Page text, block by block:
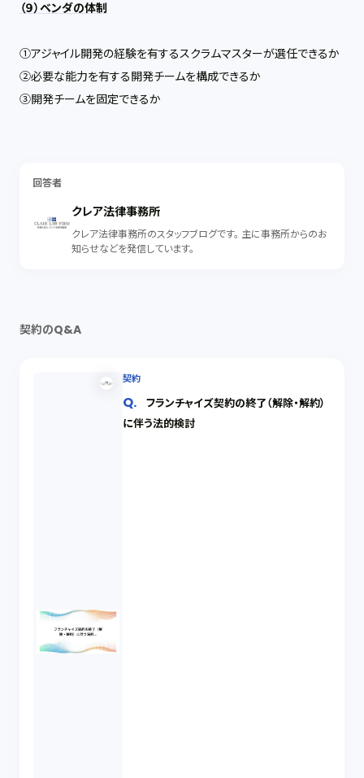
（９）ベンダの体制
①アジャイル開発の経験を有するスクラムマスターが選任できるか
②必要な能力を有する開発チームを構成できるか
③開発チームを固定できるか
回答者
クレア法律事務所
クレア法律事務所のスタッフブログです。 主に事務所からのお
知らせなどを発信しています。
契約のQ&A
契約
フランチャイズ契約の終了（解除・解約）
に伴う法的検討